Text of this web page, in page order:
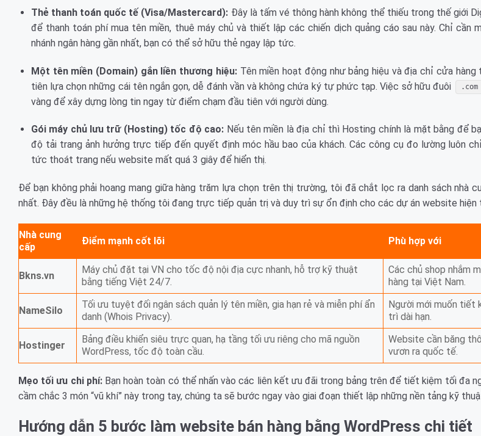
Thẻ thanh toán quốc tế (Visa/Mastercard): Đây là tấm vé thông hành không thể thiếu trong thế giới
để thanh toán phí mua tên miền, thuê máy chủ và thiết lập các chiến dịch quảng cáo sau này. Chỉ cần
nhánh ngân hàng gần nhất, bạn có thể sở hữu thẻ ngay lập tức.
Một tên miền (Domain) gắn liền thương hiệu:Tên miền hoạt động như bảng hiệu và địa chỉ cửa hàng
tiên lựa chọn những cái tên ngắn gọn, dễ đánh vần và không chứa ký tự phức tạp. Việc sở hữu đuôi
.com
vàng để xây dựng lòng tin ngay từ điểm chạm đầu tiên với người dùng.
Gói máy chủ lưu trữ (Hosting) tốc độ cao: Nếu tên miền là địa chỉ thì Hosting chính là mặt bằng để
độ tải trang ảnh hưởng trực tiếp đến quyết định móc hầu bao của khách. Các công cụ đo lường luôn
tức thoát trang nếu website mất quá 3 giây để hiển thị.
Để bạn không phải hoang mang giữa hàng trăm lựa chọn trên thị trường, tôi đã chắt lọc ra danh sách nhà
nhất. Đây đều là những hệ thống tôi đang trực tiếp quản trị và duy trì sự ổn định cho các dự án website hiện
Nhà cung
cấp
Điểm mạnh cốt lõi Phù hợp với
Bkns.vn
Máy chủ đặt tại VN cho tốc độ nội địa cực nhanh, hỗ trợ kỹ thuật
bằng tiếng Việt 24/7.
Các chủ shop nhắm
hàng tại Việt Nam.
NameSilo
Tối ưu tuyệt đối ngân sách quản lý tên miền, gia hạn rẻ và miễn phí ẩn
danh (Whois Privacy).
Người mới muốn tiết
trì dài hạn.
Hostinger
Bảng điều khiển siêu trực quan, hạ tầng tối ưu riêng cho mã nguồn
WordPress, tốc độ toàn cầu.
Website cần băng
vươn ra quốc tế.
Mẹo tối ưu chi phí:Bạn hoàn toàn có thể nhấn vào các liên kết ưu đãi trong bảng trên để tiết kiệm tối đa
cầm chắc 3 món “vũ khí” này trong tay, chúng ta sẽ bước ngay vào giai đoạn thiết lập những nền tảng kỹ
Hướng dẫn 5 bước làm website bán hàng bằng WordPress chi tiết